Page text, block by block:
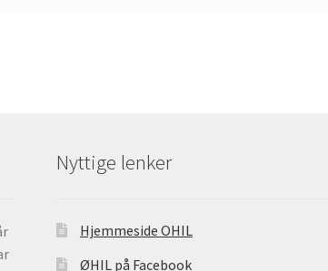
Nyttige lenker
Hjemmeside OHIL
ØHIL på Facebook